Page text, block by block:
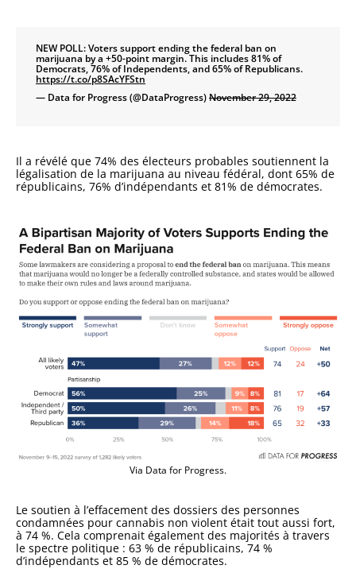
NEW POLL: Voters support ending the federal ban on
marijuana by a +50-point margin. This includes 81% of
Democrats, 76% of Independents, and 65% of Republicans.
https://t.co/p8SAcYFStn
— Data for Progress (@DataProgress)November 29, 2022
Il a révélé que 74% des électeurs probables soutiennent la
légalisation de la marijuana au niveau fédéral, dont 65% de
républicains, 76% d’indépendants et 81% de démocrates.
Via Data for Progress.
Le soutien à l’effacement des dossiers des personnes
condamnées pour cannabis non violent était tout aussi fort,
à 74 %. Cela comprenait également des majorités à travers
le spectre politique : 63 % de républicains, 74 %
d’indépendants et 85 % de démocrates.